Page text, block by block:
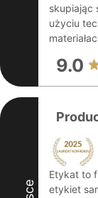
skupiając
użyciu
9.0
Etykat to
etykiet